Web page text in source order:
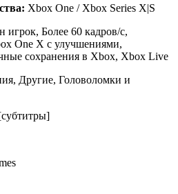
Xbox One / Xbox Series X|S
Более 60 кадров/с,
One X с улучшениями,
сохранения в Xbox, Xbox Live
Другие, Головоломки и